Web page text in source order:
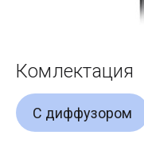
Комлектация
С диффузором